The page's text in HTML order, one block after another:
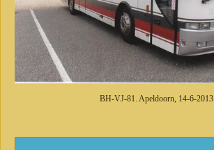
BH-VJ-81. Apeldoorn, 14-6-2013